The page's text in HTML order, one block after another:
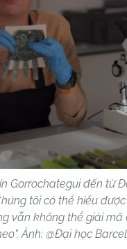
Gorrochategui đến từ
tôi có thể hiểu
vẫn không thể giải
Ảnh: @Đại học